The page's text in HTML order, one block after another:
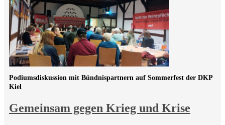
Gemeinsam gegen Krieg und Krise
Podiumsdiskussion mit Bündnispartnern auf Sommerfest der DKP
Kiel